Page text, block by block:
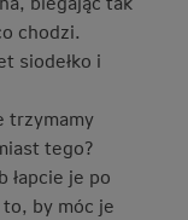
chodzi.
siodełko i
trzymamy
tego?
łapcie je po
by móc je